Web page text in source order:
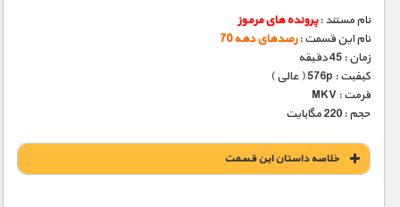
نام مستند :پرونده های مرموز
نام این قسمت :رصدهای دهه 70
زمان : 45 دقیقه
کیفیت : 576p ( عالی )
فرمت : MKV
حجم : 220 مگابایت
خلاصه داستان این قسمت